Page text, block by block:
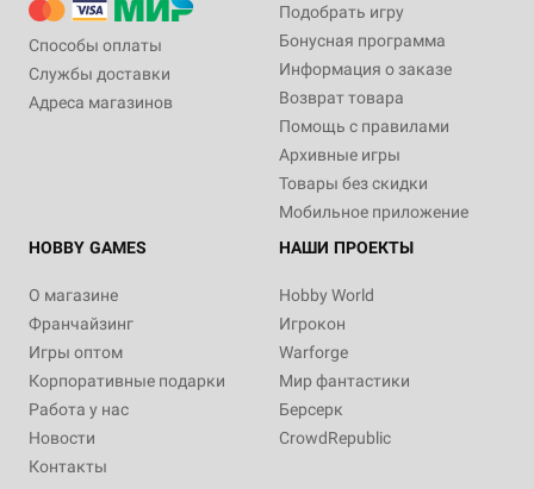
Способы оплаты
Службы доставки
Адреса магазинов
Подобрать игру
Бонусная программа
Информация о заказе
Возврат товара
Помощь с правилами
Архивные игры
Товары без скидки
Мобильное приложение
HOBBY GAMES
О магазине
Франчайзинг
Игры оптом
Корпоративные подарки
Работа у нас
Новости
Контакты
НАШИ ПРОЕКТЫ
Hobby World
Игрокон
Warforge
Мир фантастики
Берсерк
CrowdRepublic